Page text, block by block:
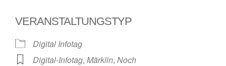
VERANSTALTUNGSTYP
Digital Infotag
Digital-Infotag, Märklin, Noch